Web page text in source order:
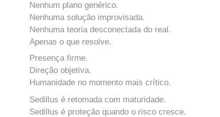
Nenhum plano genérico.
Nenhuma solução improvisada.
Nenhuma teoria desconectada do real.
Apenas o que resolve.
Presença firme.
Direção objetiva.
Humanidade no momento mais crítico.
Sedillus é retomada com maturidade.
Sedillus é proteção quando o risco cresce.